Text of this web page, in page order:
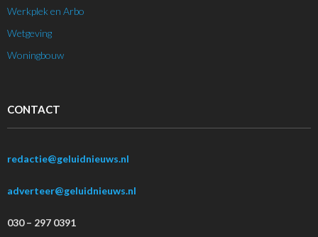
Werkplek en Arbo
Wetgeving
Woningbouw
CONTACT
redactie@geluidnieuws.nl
adverteer@geluidnieuws.nl
030 – 297 0391